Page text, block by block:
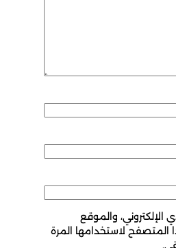
والموقع
المتصفح لاستخدامها المرة